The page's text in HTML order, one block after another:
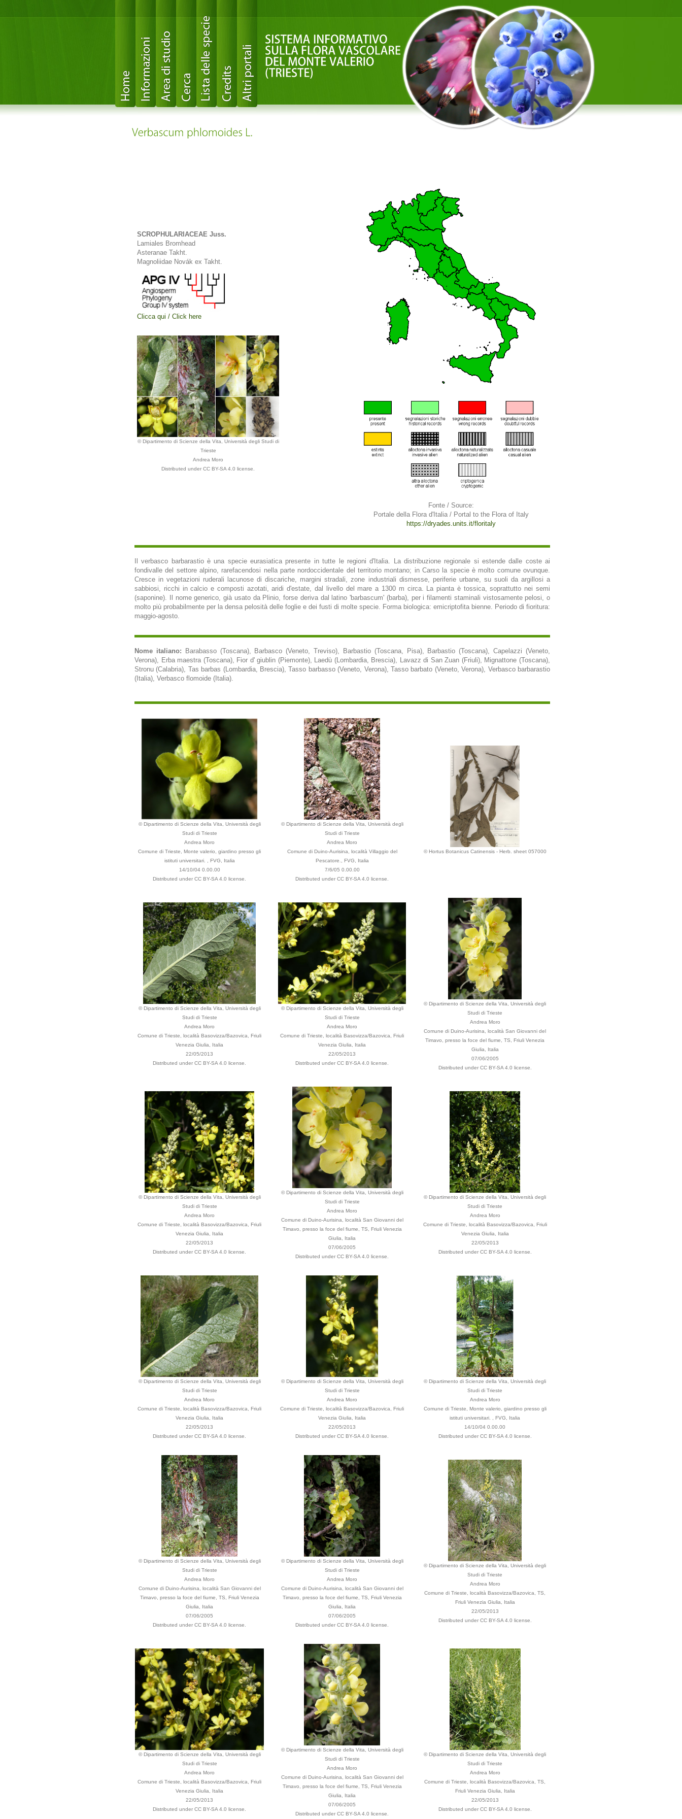
SCROPHULARIACEAE Juss.
Lamiales Bromhead
Asteranae Takht.
Magnoliidae Novák ex Takht.
Clicca qui / Click here
© Dipartimento di Scienze della Vita, Università degli Studi di
Trieste
Andrea Moro
Distributed under CC BY-SA 4.0 license.
Fonte / Source:
Portale della Flora d'Italia / Portal to the Flora of Italy
https://dryades.units.it/floritaly
Il verbasco barbarastio è una specie eurasiatica presente in tutte le regioni d'Italia. La distribuzione regionale si estende dalle coste ai
fondivalle del settore alpino, rarefacendosi nella parte nordoccidentale del territorio montano; in Carso la specie è molto comune ovunque.
Cresce in vegetazioni ruderali lacunose di discariche, margini stradali, zone industriali dismesse, periferie urbane, su suoli da argillosi a
sabbiosi, ricchi in calcio e composti azotati, aridi d'estate, dal livello del mare a 1300 m circa. La pianta è tossica, soprattutto nei semi
(saponine). Il nome generico, già usato da Plinio, forse deriva dal latino 'barbascum' (barba), per i filamenti staminali vistosamente pelosi, o
molto più probabilmente per la densa pelosità delle foglie e dei fusti di molte specie. Forma biologica: emicriptofita bienne. Periodo di fioritura:
maggio-agosto.
Nome italiano:
Barabasso (Toscana), Barbasco (Veneto, Treviso), Barbastio (Toscana, Pisa), Barbastio (Toscana), Capelazzi (Veneto,
Verona), Erba maestra (Toscana), Fior d' giublin (Piemonte), Laedù (Lombardia, Brescia), Lavazz di San Zuan (Friuli), Mignattone (Toscana),
Stronu (Calabria), Tas barbas (Lombardia, Brescia), Tasso barbasso (Veneto, Verona), Tasso barbato (Veneto, Verona), Verbasco barbarastio
(Italia), Verbasco flomoide (Italia).
© Dipartimento di Scienze della Vita, Università degli
Studi di Trieste
Andrea Moro
Comune di Trieste, Monte valerio, giardino presso gli
istituti universitari. , FVG, Italia
14/10/04 0.00.00
Distributed under CC BY-SA 4.0 license.
© Dipartimento di Scienze della Vita, Università degli
Studi di Trieste
Andrea Moro
Comune di Duino-Aurisina, località Villaggio del
Pescatore., FVG, Italia
7/6/05 0.00.00
Distributed under CC BY-SA 4.0 license.
© Hortus Botanicus Catinensis - Herb. sheet 057000
© Dipartimento di Scienze della Vita, Università degli
Studi di Trieste
Andrea Moro
Comune di Trieste, località Basovizza/Bazovica, Friuli
Venezia Giulia, Italia
22/05/2013
Distributed under CC BY-SA 4.0 license.
© Dipartimento di Scienze della Vita, Università degli
Studi di Trieste
Andrea Moro
Comune di Trieste, località Basovizza/Bazovica, Friuli
Venezia Giulia, Italia
22/05/2013
Distributed under CC BY-SA 4.0 license.
© Dipartimento di Scienze della Vita, Università degli
Studi di Trieste
Andrea Moro
Comune di Duino-Aurisina, località San Giovanni del
Timavo, presso la foce del fiume, TS, Friuli Venezia
Giulia, Italia
07/06/2005
Distributed under CC BY-SA 4.0 license.
© Dipartimento di Scienze della Vita, Università degli
Studi di Trieste
Andrea Moro
Comune di Trieste, località Basovizza/Bazovica, Friuli
Venezia Giulia, Italia
22/05/2013
Distributed under CC BY-SA 4.0 license.
© Dipartimento di Scienze della Vita, Università degli
Studi di Trieste
Andrea Moro
Comune di Duino-Aurisina, località San Giovanni del
Timavo, presso la foce del fiume, TS, Friuli Venezia
Giulia, Italia
07/06/2005
Distributed under CC BY-SA 4.0 license.
© Dipartimento di Scienze della Vita, Università degli
Studi di Trieste
Andrea Moro
Comune di Trieste, località Basovizza/Bazovica, Friuli
Venezia Giulia, Italia
22/05/2013
Distributed under CC BY-SA 4.0 license.
© Dipartimento di Scienze della Vita, Università degli
Studi di Trieste
Andrea Moro
Comune di Trieste, località Basovizza/Bazovica, Friuli
Venezia Giulia, Italia
22/05/2013
Distributed under CC BY-SA 4.0 license.
© Dipartimento di Scienze della Vita, Università degli
Studi di Trieste
Andrea Moro
Comune di Trieste, località Basovizza/Bazovica, Friuli
Venezia Giulia, Italia
22/05/2013
Distributed under CC BY-SA 4.0 license.
© Dipartimento di Scienze della Vita, Università degli
Studi di Trieste
Andrea Moro
Comune di Trieste, Monte valerio, giardino presso gli
istituti universitari. , FVG, Italia
14/10/04 0.00.00
Distributed under CC BY-SA 4.0 license.
© Dipartimento di Scienze della Vita, Università degli
Studi di Trieste
Andrea Moro
Comune di Duino-Aurisina, località San Giovanni del
Timavo, presso la foce del fiume, TS, Friuli Venezia
Giulia, Italia
07/06/2005
Distributed under CC BY-SA 4.0 license.
© Dipartimento di Scienze della Vita, Università degli
Studi di Trieste
Andrea Moro
Comune di Duino-Aurisina, località San Giovanni del
Timavo, presso la foce del fiume, TS, Friuli Venezia
Giulia, Italia
07/06/2005
Distributed under CC BY-SA 4.0 license.
© Dipartimento di Scienze della Vita, Università degli
Studi di Trieste
Andrea Moro
Comune di Trieste, località Basovizza/Bazovica, TS,
Friuli Venezia Giulia, Italia
22/05/2013
Distributed under CC BY-SA 4.0 license.
© Dipartimento di Scienze della Vita, Università degli
Studi di Trieste
Andrea Moro
Comune di Trieste, località Basovizza/Bazovica, Friuli
Venezia Giulia, Italia
22/05/2013
Distributed under CC BY-SA 4.0 license.
© Dipartimento di Scienze della Vita, Università degli
Studi di Trieste
Andrea Moro
Comune di Duino-Aurisina, località San Giovanni del
Timavo, presso la foce del fiume, TS, Friuli Venezia
Giulia, Italia
07/06/2005
Distributed under CC BY-SA 4.0 license.
© Dipartimento di Scienze della Vita, Università degli
Studi di Trieste
Andrea Moro
Comune di Trieste, località Basovizza/Bazovica, TS,
Friuli Venezia Giulia, Italia
22/05/2013
Distributed under CC BY-SA 4.0 license.